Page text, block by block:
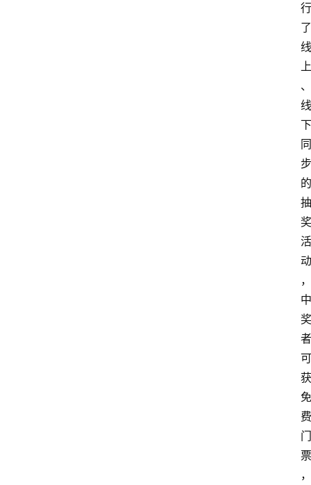
行
了
线
上
、
线
下
同
步
的
抽
奖
活
动
，
中
奖
者
可
获
免
费
门
票
，